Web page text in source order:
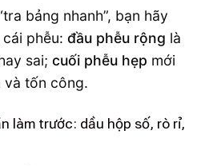
bảng nhanh”, bạn hãy
phễu: đầu phễu rộng là
sai; cuối phễu hẹp mới
và tốn công.
làm trước: dầu hộp số, rò rỉ,